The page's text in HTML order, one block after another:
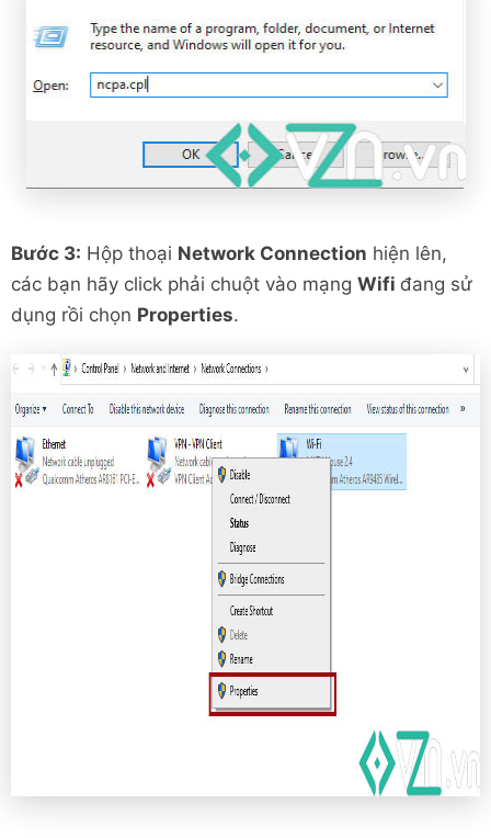
Bước 3: Hộp thoại Network Connection hiện lên,
các bạn hãy click phải chuột vào mạng Wifi đang sử
dụng rồi chọn Properties.